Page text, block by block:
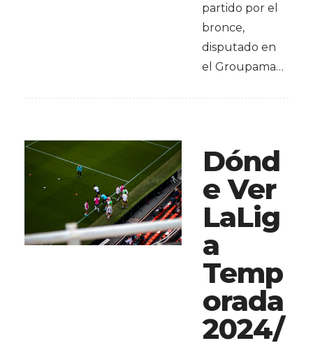
partido por el
bronce,
disputado en
el Groupama…
Dónd
e Ver
LaLig
a
Temp
orada
2024/